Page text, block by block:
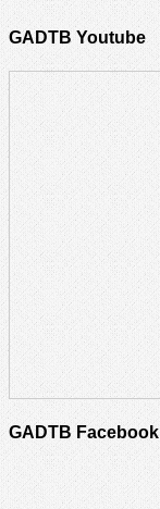
GADTB Youtube
GADTB Facebook